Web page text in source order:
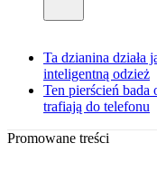
Ta dzianina działa
inteligentną odzież
Ten pierścień
trafiają do telefonu
Promowane treści